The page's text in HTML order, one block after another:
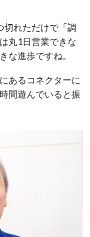
れただけで「調
丸1日営業できな
な進歩ですね。
あるコネクターに
間遊んでいると振